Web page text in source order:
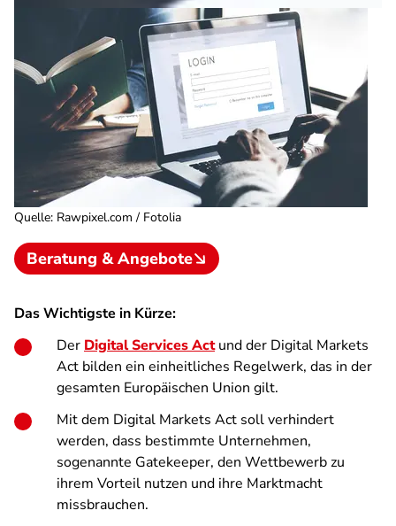
Quelle: Rawpixel.com / Fotolia
Beratung & Angebote
Das Wichtigste in Kürze:
Der Digital Services Actund der Digital Markets
Act bilden ein einheitliches Regelwerk, das in der
gesamten Europäischen Union gilt.
Mit dem Digital Markets Act soll verhindert
werden, dass bestimmte Unternehmen,
sogenannte Gatekeeper, den Wettbewerb zu
ihrem Vorteil nutzen und ihre Marktmacht
missbrauchen.